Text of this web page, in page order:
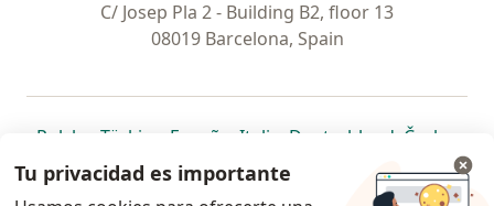
C/ Josep Pla 2 - Building B2, floor 13
08019 Barcelona, Spain
Polska se abre en una nueva pestaña
Türkiye se abre en una nueva pestaña
España se abre en una nueva pestaña
Italia se abre en una nueva
Deutschlandse abre en
Česko
Portugal
se abre en una nueva pestaña
México se abre en una nueva pestaña
Chile se abre en una nueva pestaña
Brasil se abre en una nueva
se abre en
se
se abre en una nueva
Tu privacidad es importante